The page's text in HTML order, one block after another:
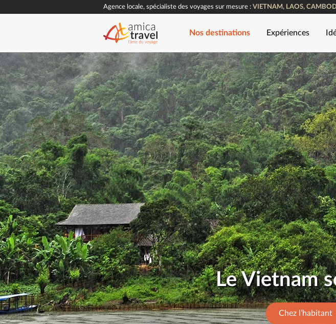
Agence locale, spécialiste des voyages sur mesure : VIETNAM, LAOS,
Nos destinations Expériences
Le Vietnam
Chez l’habitant